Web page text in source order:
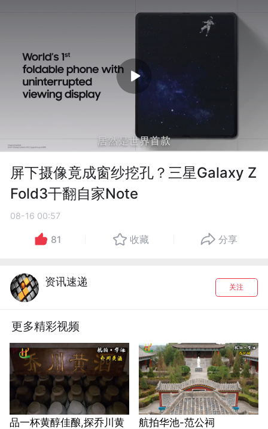
屏下摄像竟成窗纱挖孔？三星Galaxy Z
Fold3干翻自家Note
08-16 00:57
81 收藏 分享
资讯速递 关注
更多精彩视频
品一杯黄醇佳酿,探乔川黄
航拍华池-范公祠